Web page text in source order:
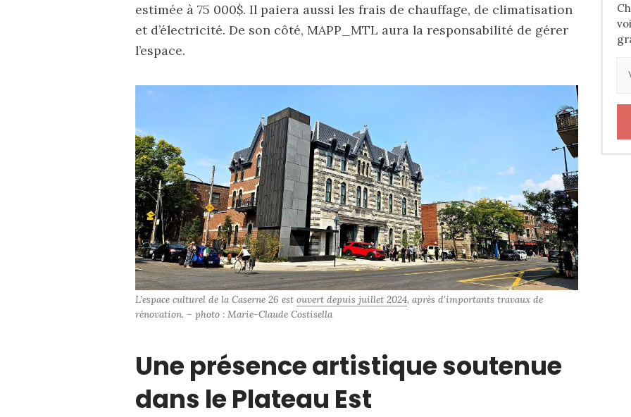
estimée à 75 000$. Il paiera aussi les frais de chauffage, de climatisation
et d’électricité. De son côté, MAPP_MTL aura la responsabilité de gérer
l’espace.
L’espace culturel de la Caserne 26 est ouvert depuis juillet 2024, après d'importants travaux de
rénovation. – photo : Marie-Claude Costisella
Une présence artistique soutenue
dans le Plateau Est